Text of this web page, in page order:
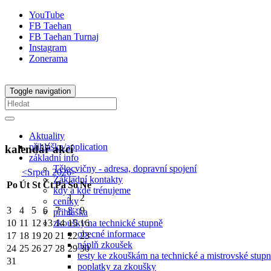
YouTube
FB Taehan
FB Taehan Turnaj
Instagram
Zonerama
Toggle navigation
Aktuality
přihláška/application
základní info
Tělocvičny - adresa, dopravní spojení
Základní kontakty
kdy a kde trénujeme
ceníky
přihláška
zkoušky na technické stupně
obecné informace
náplň zkoušek
testy ke zkouškám na technické a mistrovské
poplatky za zkoušky
kalendář akcí
<Srpen 2026>
PoÚt St ČtPáSoNe
1
2
3
4 5 6 7 8
9
10 11 1213 14 15 16
17 18 1920 21 22 23
24 25 2627 28 29 30
31